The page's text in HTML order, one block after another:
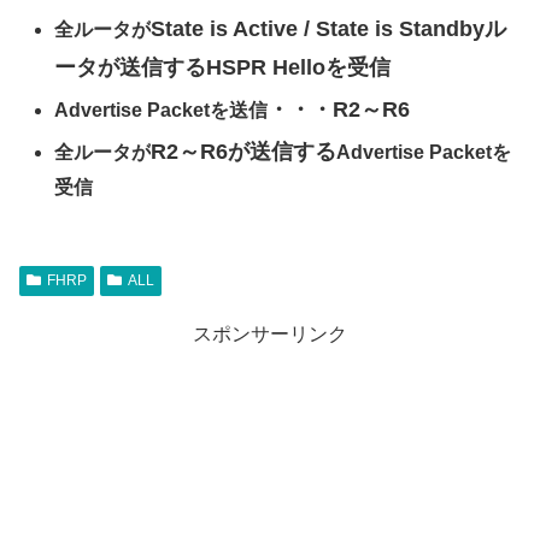
全ルータがState is Active /State is Standbyル
ータが送信するHSPR Helloを受信
Advertise Packetを送信 ・・・R2～R6
全ルータがR2～R6が送信するAdvertise Packetを
受信
FHRP ALL
スポンサーリンク